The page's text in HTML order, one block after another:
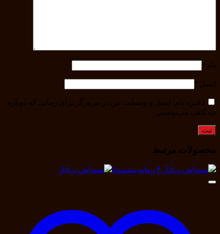
نام *
ایمیل
*
ذخیره نام، ایمیل و وبسایت من در مرورگر برای زمانی که دوباره
دیدگاهی می‌نویسم.
محصولات مرتبط